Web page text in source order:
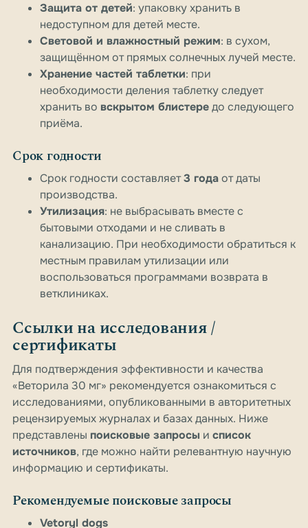
Защита от детей: упаковку хранить в
недоступном для детей месте.
Световой и влажностный режим: в сухом,
защищённом от прямых солнечных лучей месте.
Хранение частей таблетки: при
необходимости деления таблетку следует
хранить во вскрытом блистередо следующего
приёма.
Срок годности
Срок годности составляет3 годаот даты
производства.
Утилизация: не выбрасывать вместе с
бытовыми отходами и не сливать в
канализацию. При необходимости обратиться к
местным правилам утилизации или
воспользоваться программами возврата в
ветклиниках.
Ссылки на исследования /
сертификаты
Для подтверждения эффективности и качества
«Веторила 30 мг» рекомендуется ознакомиться с
исследованиями, опубликованными в авторитетных
рецензируемых журналах и базах данных. Ниже
представлены поисковые запросы и список
источников, где можно найти релевантную научную
информацию и сертификаты.
Рекомендуемые поисковые запросы
Vetoryl dogs